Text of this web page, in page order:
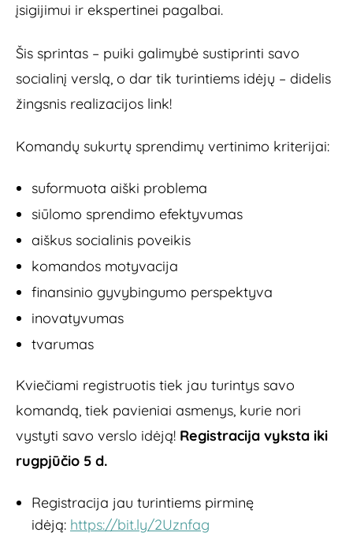
įsigijimui ir ekspertinei pagalbai.
Šis sprintas – puiki galimybė sustiprinti savo
socialinį verslą, o dar tik turintiems idėjų – didelis
žingsnis realizacijos link!
Komandų sukurtų sprendimų vertinimo kriterijai:
suformuota aiški problema
siūlomo sprendimo efektyvumas
aiškus socialinis poveikis
komandos motyvacija
finansinio gyvybingumo perspektyva
inovatyvumas
tvarumas
Kviečiami registruotis tiek jau turintys savo
komandą, tiek pavieniai asmenys, kurie nori
vystyti savo verslo idėją! Registracija vyksta iki
rugpjūčio 5 d.
Registracija jau turintiems pirminę
idėją: https://bit.ly/2Uznfag